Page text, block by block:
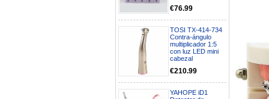
€76.99
TOSI TX-414-734
Contra-ángulo
multiplicador 1:5
con luz LED mini
cabezal
€210.99
YAHOPE iD1